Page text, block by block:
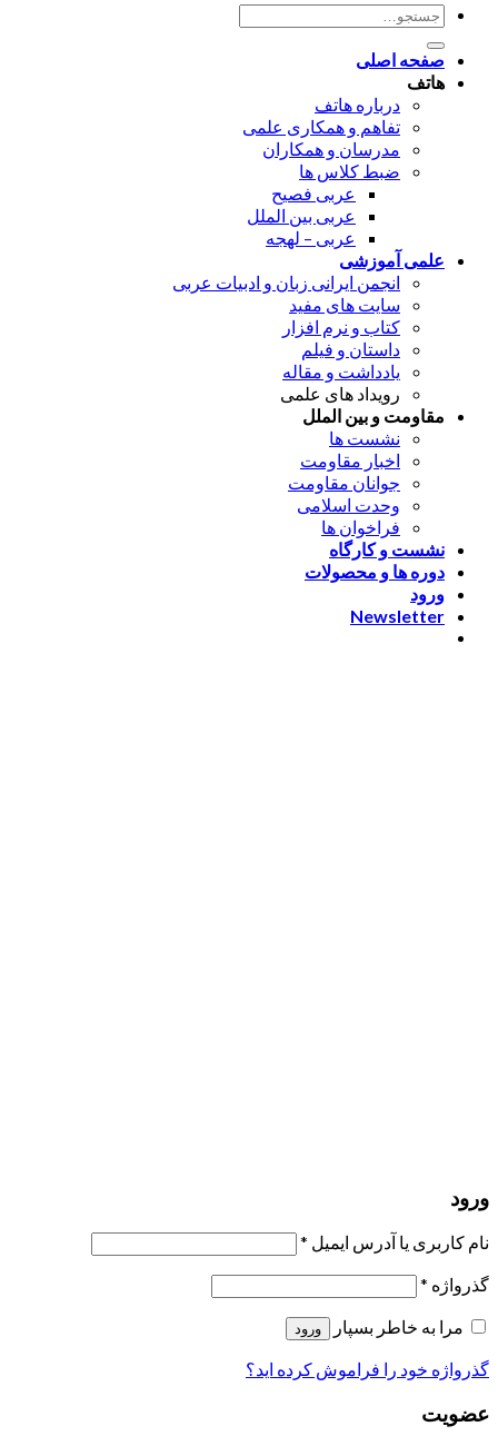
جستجو
برای:
صفحه اصلی
هاتف
درباره هاتف
تفاهم و همکاری علمی
مدرسان و همکاران
ضبط کلاس ها
عربی فصیح
عربی بین الملل
عربی – لهجه
علمی آموزشی
انجمن ایرانی زبان و ادبیات عربی
سایت های مفید
کتاب و نرم افزار
داستان و فیلم
یادداشت و مقاله
رویداد های علمی
مقاومت و بین الملل
نشست ها
اخبار مقاومت
جوانان مقاومت
وحدت اسلامی
فراخوان ها
نشست و کارگاه
دوره ها و محصولات
ورود
Newsletter
ورود
نام کاربری یا آدرس ایمیل *
گذرواژه *
مرا به خاطر بسپار
ورود
گذرواژه خود را فراموش کرده اید؟
عضویت